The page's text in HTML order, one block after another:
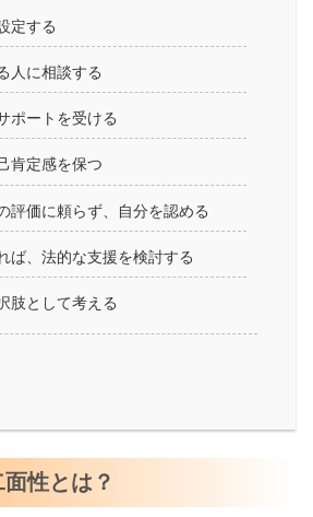
定する
人に相談する
ポートを受ける
肯定感を保つ
評価に頼らず、自分を認める
ば、法的な支援を検討する
肢として考える
性とは？